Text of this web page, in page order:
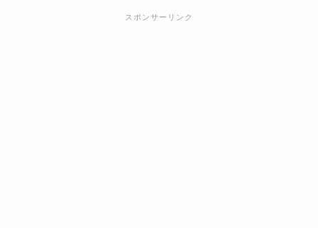
スポンサーリンク